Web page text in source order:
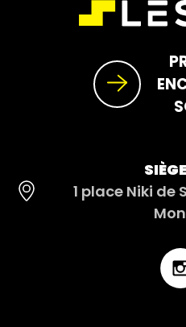
1 place Niki de